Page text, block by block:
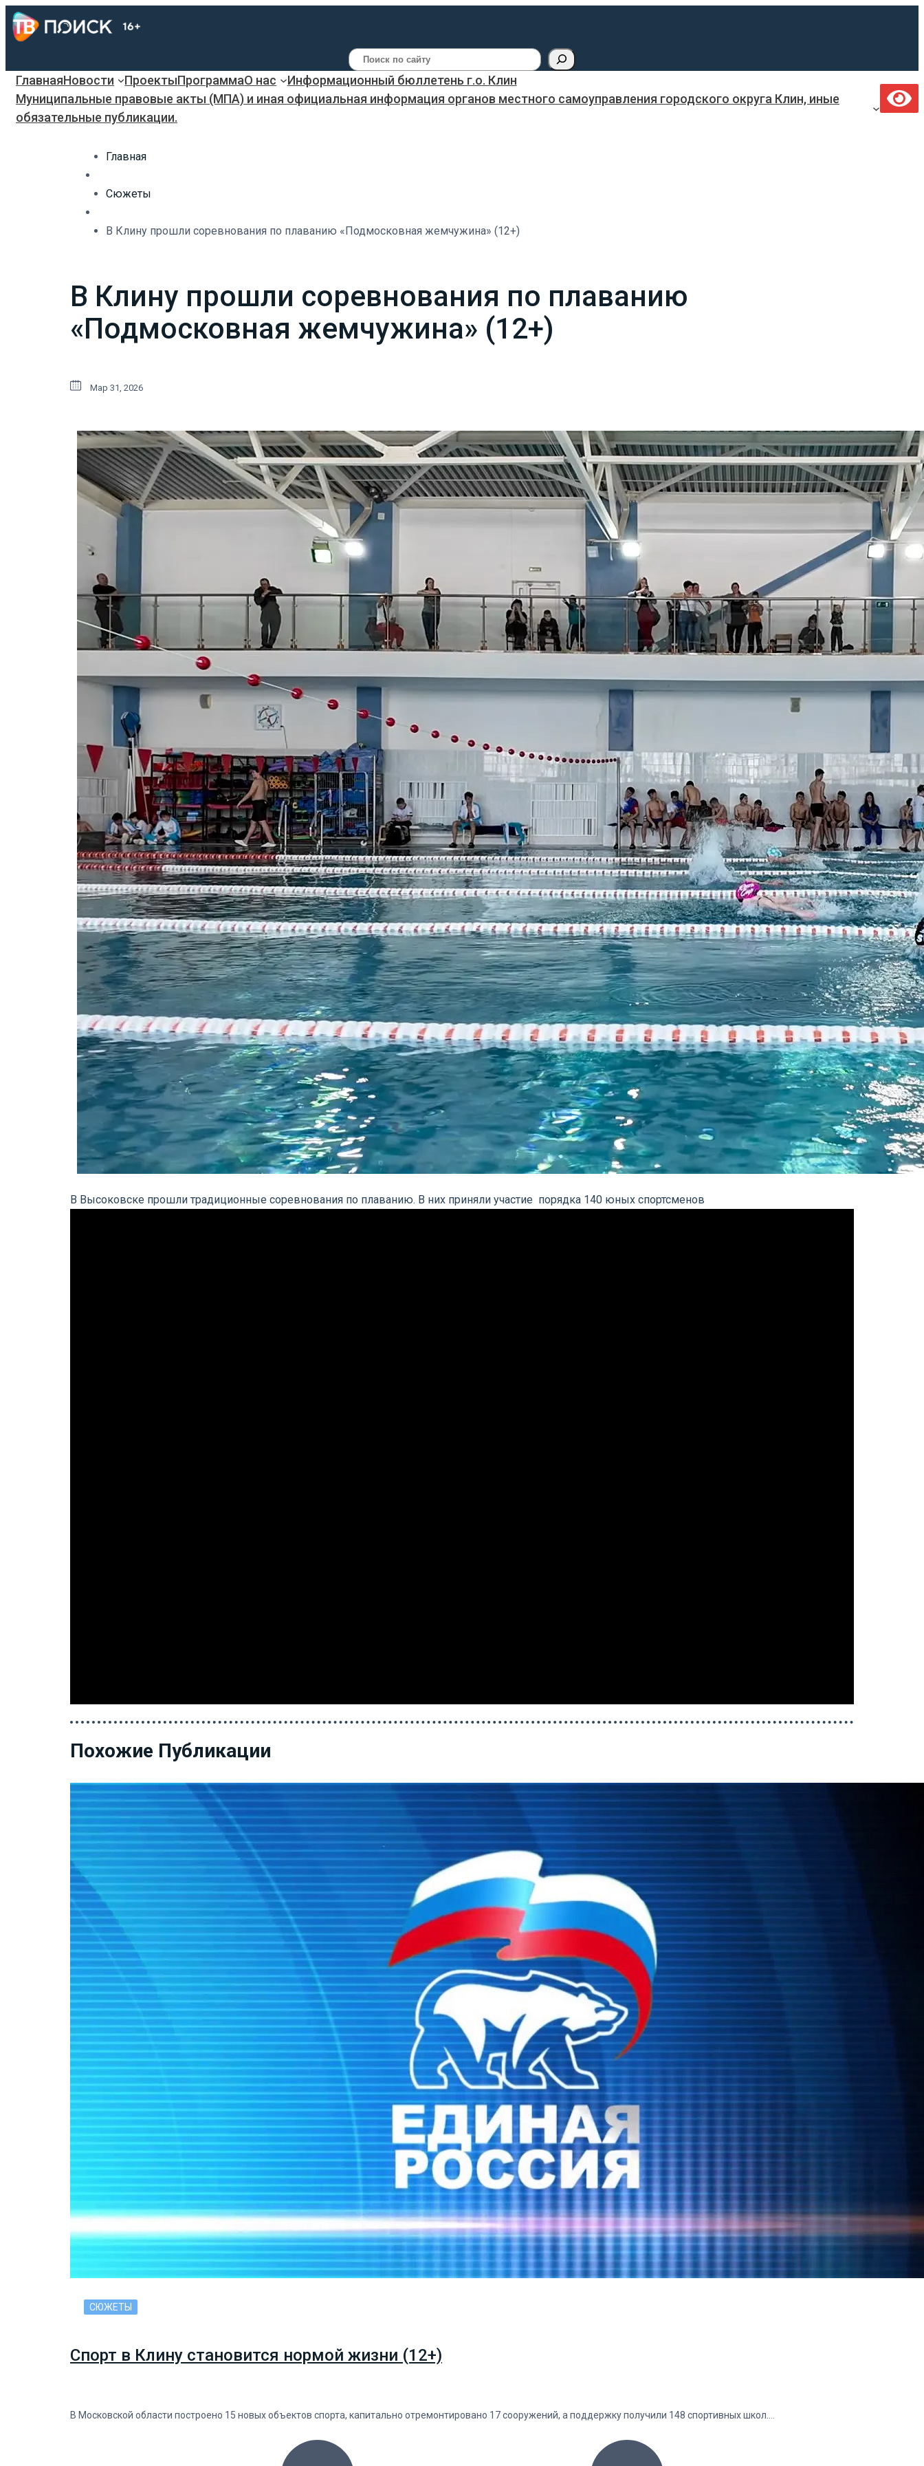
Поиск
ГлавнаяНовости ПроектыПрограммаО нас
Информационный бюллетень г.о. Клин
Муниципальные правовые акты (МПА) и иная официальная информация органов местного самоуправления городского округа Клин, иные
обязательные публикации.
Главная
Сюжеты
В Клину прошли соревнования по плаванию «Подмосковная жемчужина» (12+)
В Клину прошли соревнования по плаванию
«Подмосковная жемчужина» (12+)
Мар 31, 2026
В Высоковске прошли традиционные соревнования по плаванию. В них приняли участие порядка 140 юных спортсменов
Похожие Публикации
СЮЖЕТЫ
Спорт в Клину становится нормой жизни (12+)
В Московской области построено 15 новых объектов спорта, капитально отремонтировано 17 сооружений, а поддержку получили 148 спортивных школ.…